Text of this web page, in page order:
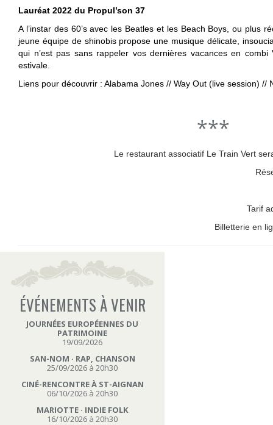
Lauréat 2022 du Propul’son 37
A l’instar des 60’s avec les Beatles et les Beach Boys, ou plus
jeune équipe de shinobis propose une musique délicate,
qui n’est pas sans rappeler vos dernières vacances en combi
estivale.
Liens pour découvrir : Alabama Jones // Way Out (live session) //
***
Le restaurant associatif Le Train Vert
Tarif
Billetterie en
ÉVÉNEMENTS À VENIR
JOURNÉES EUROPÉENNES DU
PATRIMOINE
19/09/2026
SAN-NOM · RAP, CHANSON
25/09/2026 à 20h30
CINÉ-RENCONTRE À ST-AIGNAN
06/10/2026 à 20h30
MARIOTTE · INDIE FOLK
16/10/2026 à 20h30